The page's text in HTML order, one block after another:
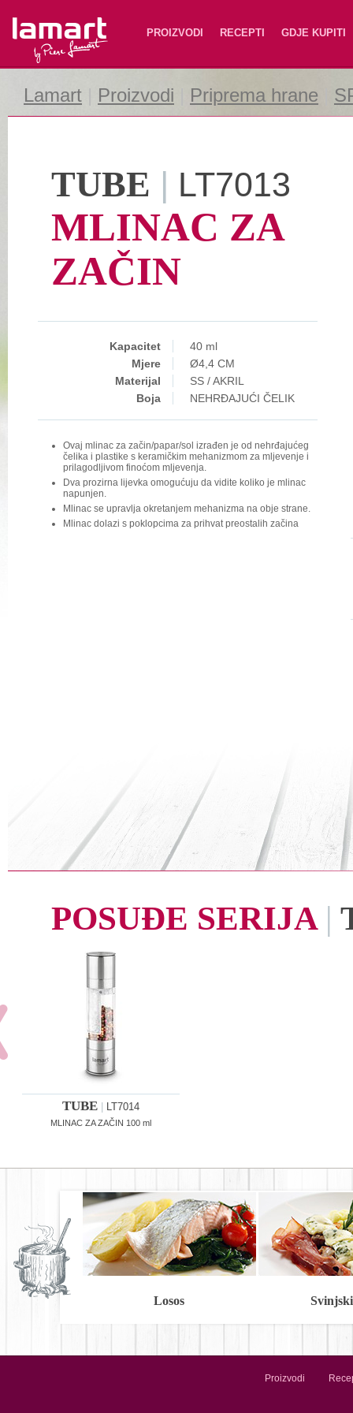
Lamart PROIZVODI RECEPTI GDJE KUPITI
Lamart Proizvodi Priprema hrane
TUBE | LT7013
MLINAC ZA
ZAČIN
Kapacitet
40 ml
Mjere
Ø4,4 CM
Materijal
SS / AKRIL
Boja
NEHRĐAJUĆI ČELIK
Ovaj mlinac za začin/papar/sol izrađen je od nehrđajućeg
čelika i plastike s keramičkim mehanizmom za mljevenje i
prilagodljivom finoćom mljevenja.
Dva prozirna lijevka omogućuju da vidite koliko je mlinac
napunjen.
Mlinac se upravlja okretanjem mehanizma na obje strane.
Mlinac dolazi s poklopcima za prihvat preostalih začina
POSUĐE SERIJA |
TUBE LT7014
MLINAC ZA ZAČIN 100 ml
Losos
Proizvodi